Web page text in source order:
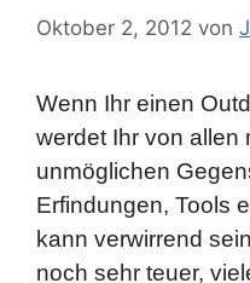
Oktober 2, 2012 von
Wenn Ihr einen
werdet Ihr von allen
unmöglichen
Erfindungen, Tools
kann verwirrend
noch sehr teuer,